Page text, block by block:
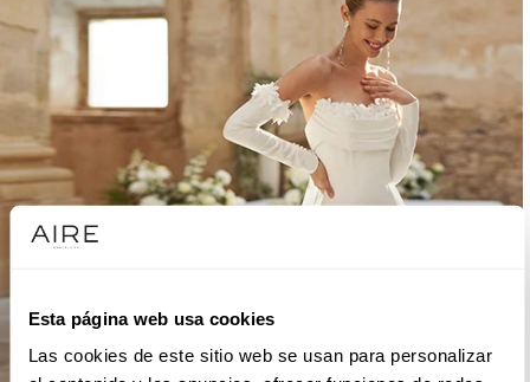
Esta página web usa cookies
Las cookies de este sitio web se usan para personalizar